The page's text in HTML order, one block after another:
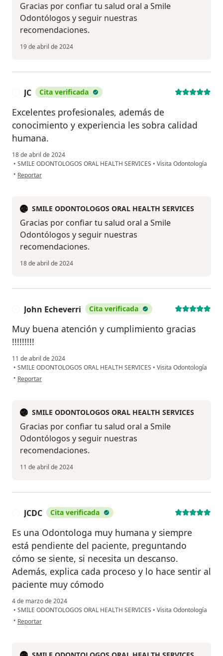
Gracias por confiar tu salud oral a Smile
Odontólogos y seguir nuestras
recomendaciones.
19 de abril de 2024
JC Cita verificada
Excelentes profesionales, además de
conocimiento y experiencia les sobra calidad
humana.
18 de abril de 2024
• SMILE ODONTOLOGOS ORAL HEALTH SERVICES • Visita Odontología
• en opinión del usuario JC
Reportar
SMILE ODONTOLOGOS ORAL HEALTH SERVICES
Gracias por confiar tu salud oral a Smile
Odontólogos y seguir nuestras
recomendaciones.
18 de abril de 2024
John Echeverri Cita verificada
Muy buena atención y cumplimiento gracias
!!!!!!!!!
11 de abril de 2024
• SMILE ODONTOLOGOS ORAL HEALTH SERVICES • Visita Odontología
• en opinión del usuario John Echeverri
Reportar
SMILE ODONTOLOGOS ORAL HEALTH SERVICES
Gracias por confiar tu salud oral a Smile
Odontólogos y seguir nuestras
recomendaciones.
11 de abril de 2024
JCDC Cita verificada
Es una Odontologa muy humana y siempre
está pendiente del paciente, preguntando
cómo se siente, si necesita un descanso.
Además, explica cada proceso y lo hace sentir al
paciente muy cómodo
4 de marzo de 2024
• SMILE ODONTOLOGOS ORAL HEALTH SERVICES • Visita Odontología
• en opinión del usuario JCDC
Reportar